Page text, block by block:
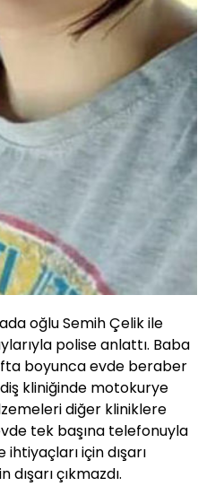
oğlu Semih Çelik ile
polise anlattı. Baba
boyunca evde beraber
diş kliniğinde motokurye
diğer kliniklere
tek başına telefonuyla
için dışarı
dışarı çıkmazdı.